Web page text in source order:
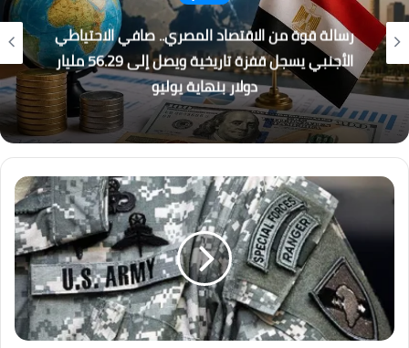
كُتاب
القطار الكهربائي السريع… بين الجدل والفرصة